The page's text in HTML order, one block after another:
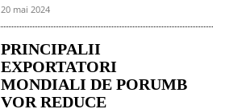
20 mai 2024
PRINCIPALII
EXPORTATORI
MONDIALI DE PORUMB
VOR REDUCE